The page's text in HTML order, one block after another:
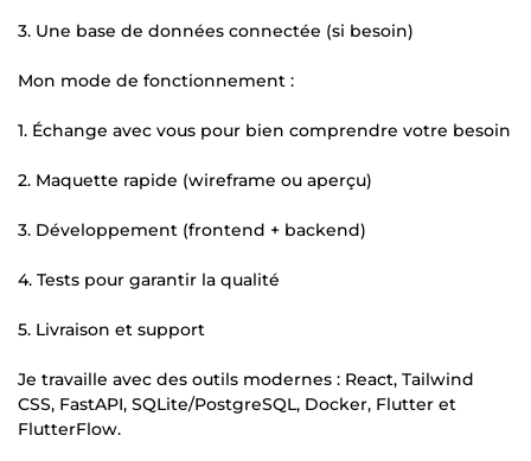
3. Une base de données connectée (si besoin)
Mon mode de fonctionnement :
1. Échange avec vous pour bien comprendre votre besoin
2. Maquette rapide (wireframe ou aperçu)
3. Développement (frontend + backend)
4. Tests pour garantir la qualité
5. Livraison et support
Je travaille avec des outils modernes : React, Tailwind
CSS, FastAPI, SQLite/PostgreSQL, Docker, Flutter et
FlutterFlow.